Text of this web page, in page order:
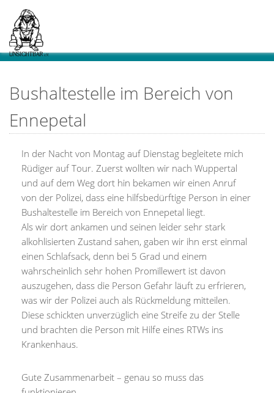
Bushaltestelle im Bereich von
Ennepetal
In der Nacht von Montag auf Dienstag begleitete mich
Rüdiger auf Tour. Zuerst wollten wir nach Wuppertal
und auf dem Weg dort hin bekamen wir einen Anruf
von der Polizei, dass eine hilfsbedürftige Person in einer
Bushaltestelle im Bereich von Ennepetal liegt.
Als wir dort ankamen und seinen leider sehr stark
alkohlisierten Zustand sahen, gaben wir ihn erst einmal
einen Schlafsack, denn bei 5 Grad und einem
wahrscheinlich sehr hohen Promillewert ist davon
auszugehen, dass die Person Gefahr läuft zu erfrieren,
was wir der Polizei auch als Rückmeldung mitteilen.
Diese schickten unverzüglich eine Streife zu der Stelle
und brachten die Person mit Hilfe eines RTWs ins
Krankenhaus.
Gute Zusammenarbeit – genau so muss das